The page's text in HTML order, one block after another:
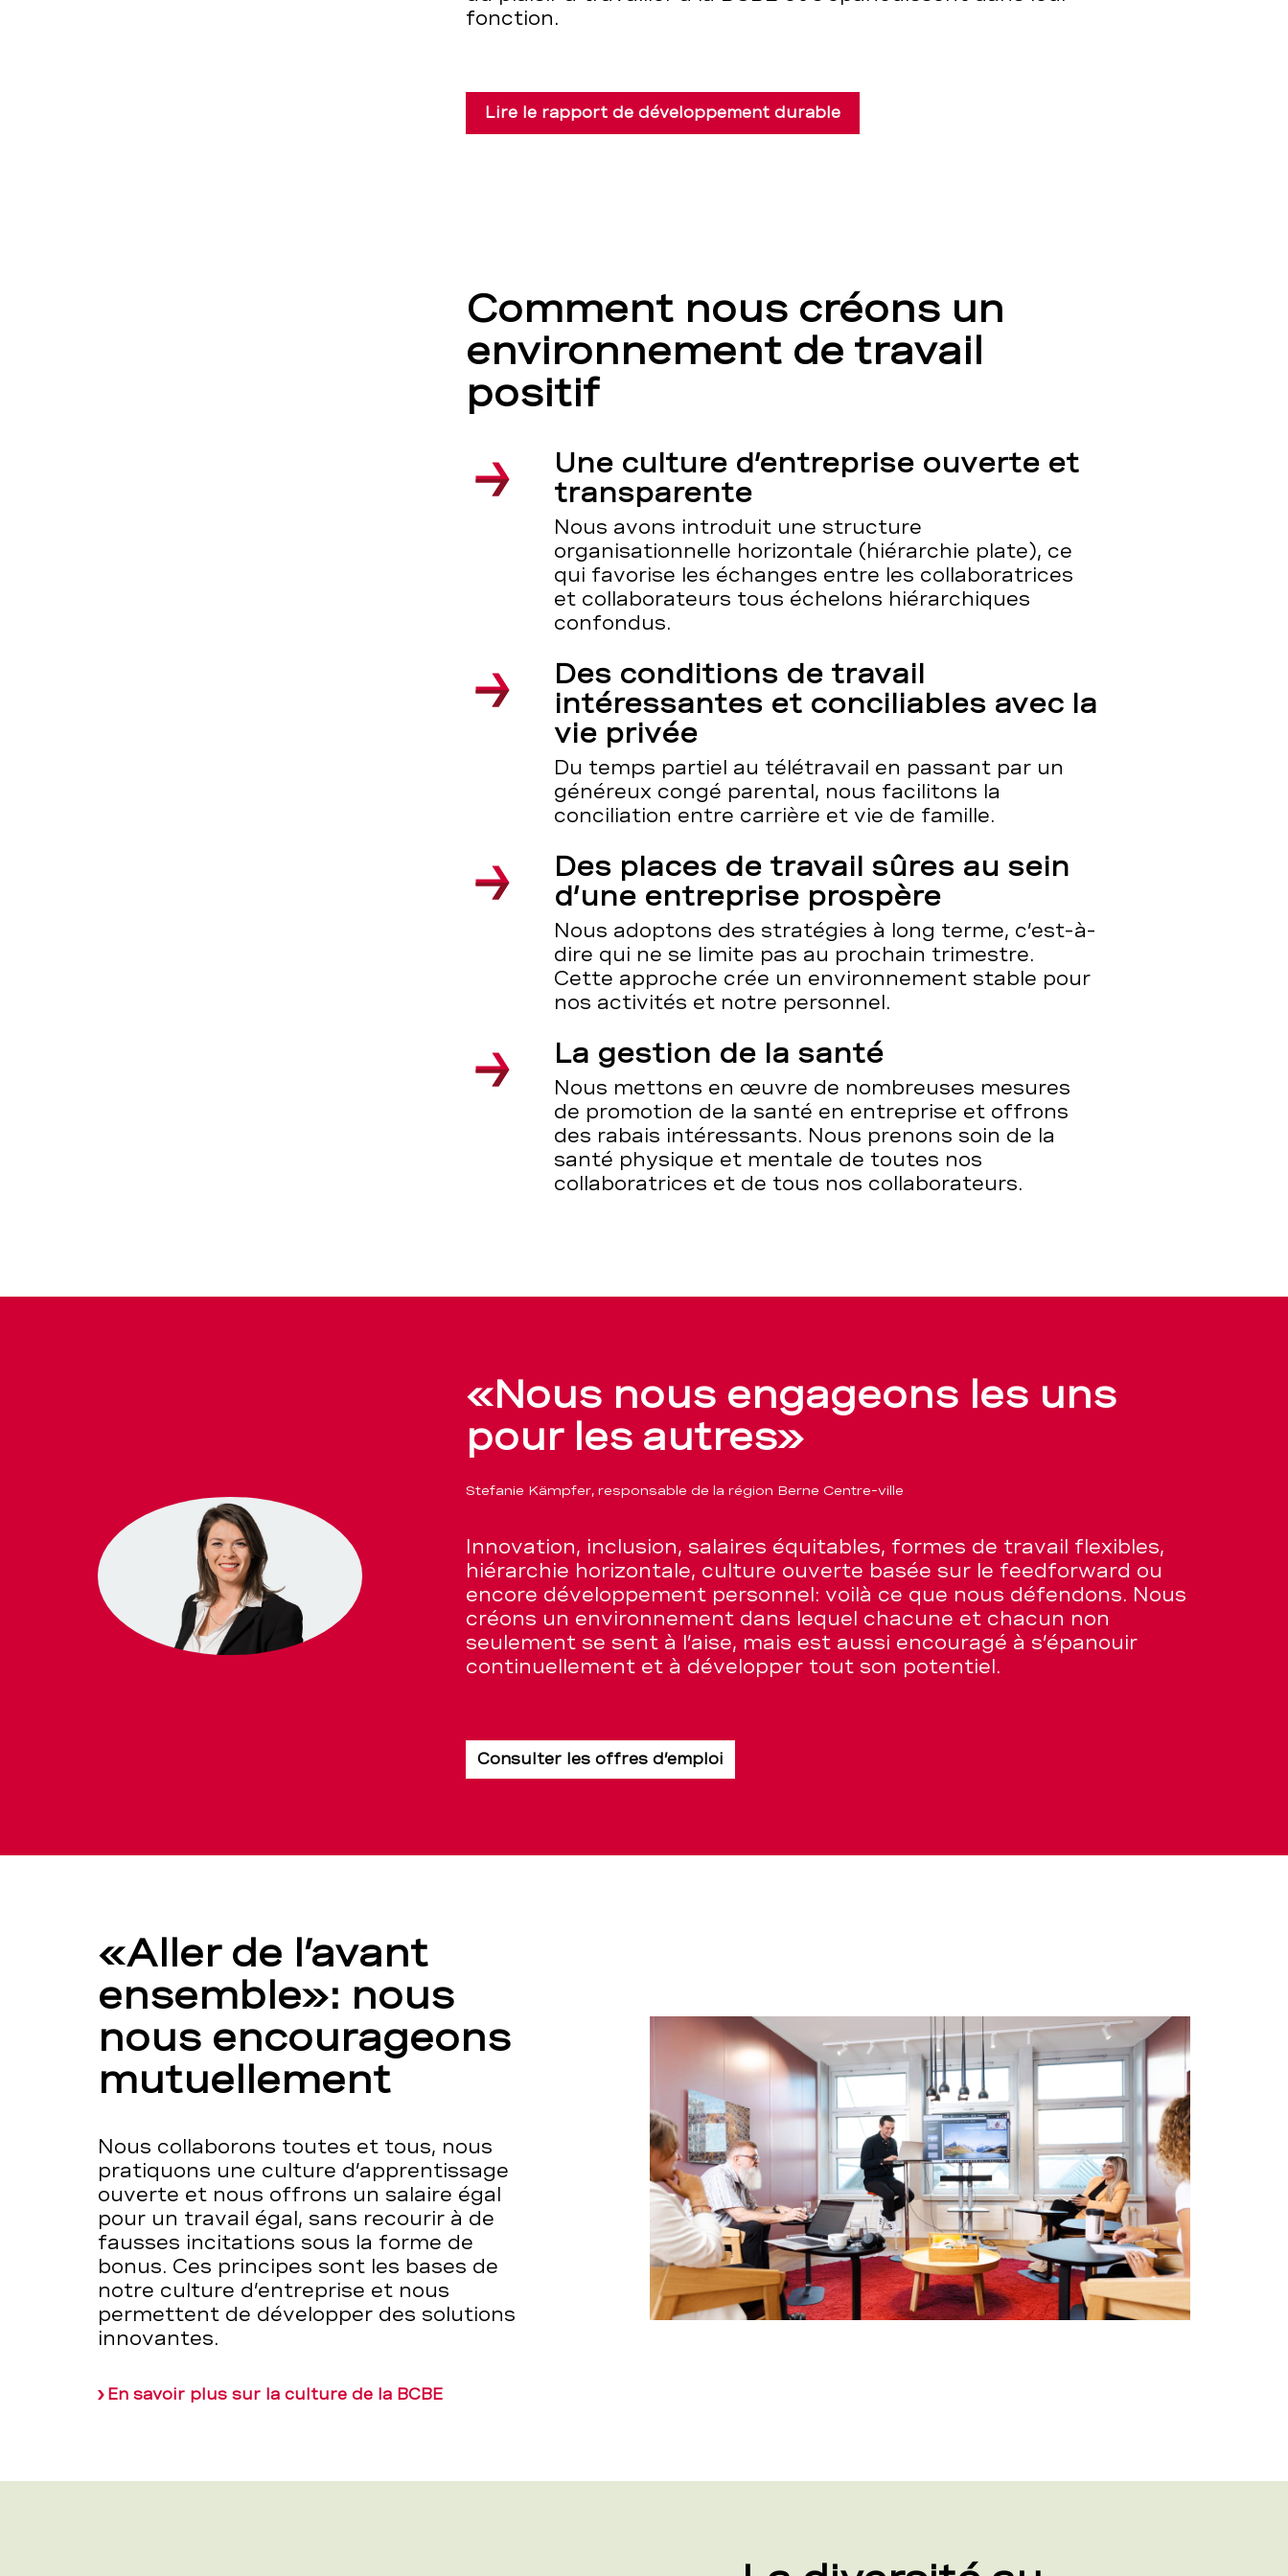
fonction.
Lire le rapport de développement durable
Comment nous créons un
environnement de travail
positif
Une culture d’entreprise ouverte et
transparente
Nous avons introduit une structure
organisationnelle horizontale (hiérarchie plate), ce
qui favorise les échanges entre les collaboratrices
et collaborateurs tous échelons hiérarchiques
confondus.
Des conditions de travail
intéressantes et conciliables avec la
vie privée
Du temps partiel au télétravail en passant par un
généreux congé parental, nous facilitons la
conciliation entre carrière et vie de famille.
Des places de travail sûres au sein
d’une entreprise prospère
Nous adoptons des stratégies à long terme, c’est-à-
dire qui ne se limite pas au prochain trimestre.
Cette approche crée un environnement stable pour
nos activités et notre personnel.
La gestion de la santé
Nous mettons en œuvre de nombreuses mesures
de promotion de la santé en entreprise et offrons
des rabais intéressants. Nous prenons soin de la
santé physique et mentale de toutes nos
collaboratrices et de tous nos collaborateurs.
«Nous nous engageons les uns
pour les autres»
Stefanie Kämpfer, responsable de la région Berne Centre-ville
Innovation, inclusion, salaires équitables, formes de travail flexibles,
hiérarchie horizontale, culture ouverte basée sur le feedforward ou
encore développement personnel: voilà ce que nous défendons. Nous
créons un environnement dans lequel chacune et chacun non
seulement se sent à l’aise, mais est aussi encouragé à s’épanouir
continuellement et à développer tout son potentiel.
Consulter les offres d’emploi
«Aller de l’avant
ensemble»: nous
nous encourageons
mutuellement
Nous collaborons toutes et tous, nous
pratiquons une culture d’apprentissage
ouverte et nous offrons un salaire égal
pour un travail égal, sans recourir à de
fausses incitations sous la forme de
bonus. Ces principes sont les bases de
notre culture d’entreprise et nous
permettent de développer des solutions
innovantes.
En savoir plus sur la culture de la BCBE